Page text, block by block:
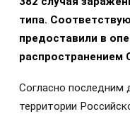
типа.
предоставили в
распространением
Согласно последним
территории